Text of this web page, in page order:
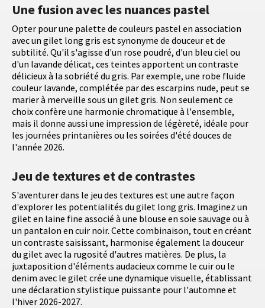
Une fusion avec les nuances pastel
Opter pour une palette de couleurs pastel en association
avec un gilet long gris est synonyme de douceur et de
subtilité. Qu'il s'agisse d'un rose poudré, d'un bleu ciel ou
d'un lavande délicat, ces teintes apportent un contraste
délicieux à la sobriété du gris. Par exemple, une robe fluide
couleur lavande, complétée par des escarpins nude, peut se
marier à merveille sous un gilet gris. Non seulement ce
choix confère une harmonie chromatique à l'ensemble,
mais il donne aussi une impression de légèreté, idéale pour
les journées printanières ou les soirées d'été douces de
l'année 2026.
Jeu de textures et de contrastes
S'aventurer dans le jeu des textures est une autre façon
d'explorer les potentialités du gilet long gris. Imaginez un
gilet en laine fine associé à une blouse en soie sauvage ou à
un pantalon en cuir noir. Cette combinaison, tout en créant
un contraste saisissant, harmonise également la douceur
du gilet avec la rugosité d'autres matières. De plus, la
juxtaposition d'éléments audacieux comme le cuir ou le
denim avec le gilet crée une dynamique visuelle, établissant
une déclaration stylistique puissante pour l'automne et
l'hiver 2026-2027.